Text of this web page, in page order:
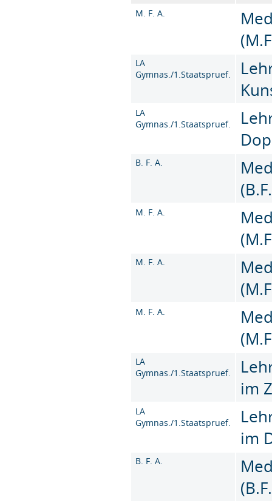
M. F. A.
LA
Gymnas./1.Staatspruef.
LA
Gymnas./1.Staatspruef.
B. F. A.
M. F. A.
M. F. A.
M. F. A.
LA
Gymnas./1.Staatspruef.
im
LA
Gymnas./1.Staatspruef.
im
B. F. A.